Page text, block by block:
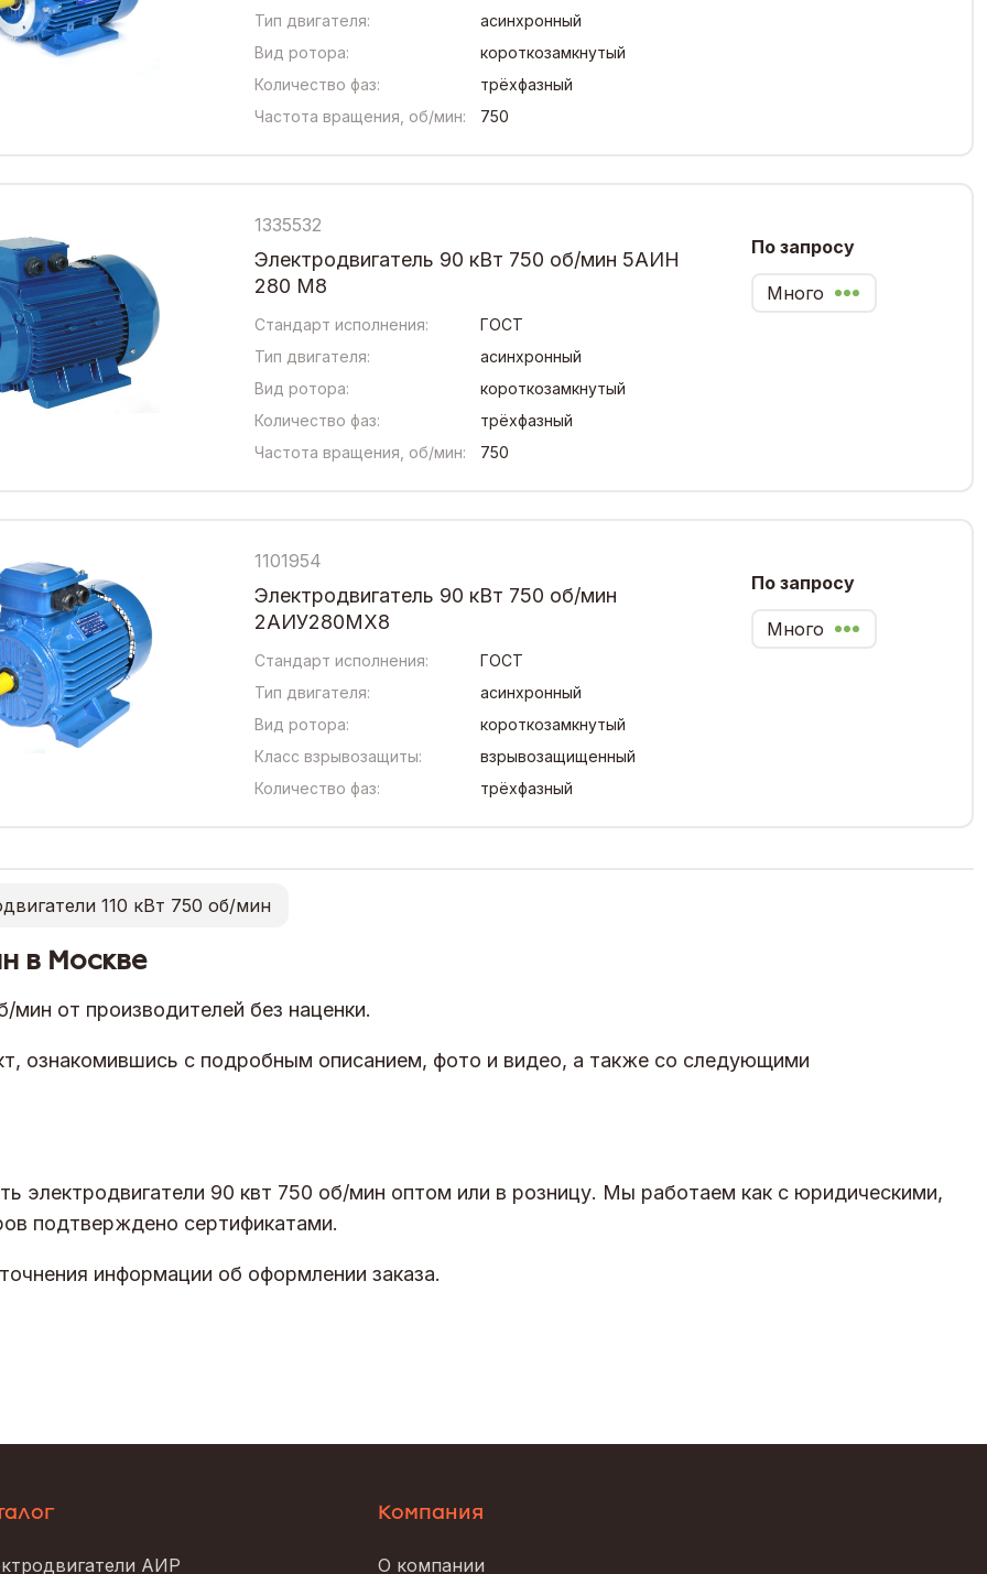
Тип двигателя:
асинхронный
Вид ротора:
короткозамкнутый
Количество фаз:
трёхфазный
Частота вращения, об/мин:
750
1335532
Электродвигатель 90 кВт 750 об/мин 5АИН
280 М8
Стандарт исполнения:
ГОСТ
Тип двигателя:
асинхронный
Вид ротора:
короткозамкнутый
Количество фаз:
трёхфазный
Частота вращения, об/мин:
750
По запросу
Много
1101954
Электродвигатель 90 кВт 750 об/мин
2АИУ280MX8
Стандарт исполнения:
ГОСТ
Тип двигателя:
асинхронный
Вид ротора:
короткозамкнутый
Класс взрывозащиты:
взрывозащищенный
Количество фаз:
трёхфазный
По запросу
Много
110 кВт 750 об/мин
в Москве
мин от производителей без наценки.
ознакомившись с подробным описанием, фото и видео, а также со следующими
электродвигатели 90 квт 750 об/мин оптом или в розницу. Мы работаем как с юридическими,
подтверждено сертификатами.
информации об оформлении заказа.
АИР
Компания
О компании